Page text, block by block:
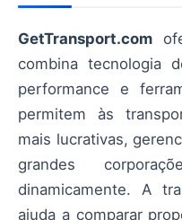
GetTransport.com
combina tecnologia
performance e
permitem às
mais lucrativas,
grandes
dinamicamente. A
ajuda a comparar